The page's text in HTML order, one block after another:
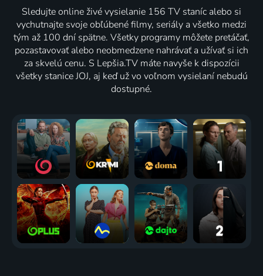
Sledujte online živé vysielanie 156 TV staníc alebo si
vychutnajte svoje obľúbené filmy, seriály a všetko medzi
tým až 100 dní spätne. Všetky programy môžete pretáčať,
pozastavovať alebo neobmedzene nahrávať a užívať si ich
za skvelú cenu. S Lepšia.TV máte navyše k dispozícii
všetky stanice JOJ, aj keď už vo voľnom vysielaní nebudú
dostupné.